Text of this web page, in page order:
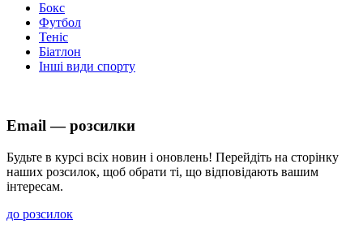
Бокс
Футбол
Теніс
Біатлон
Інші види спорту
Email — розсилки
Будьте в курсі всіх новин і оновлень! Перейдіть на сторінку
наших розсилок, щоб обрати ті, що відповідають вашим
інтересам.
до розсилок